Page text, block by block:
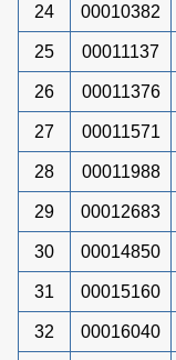
24 00010382
25 00011137
26 00011376
27 00011571
28 00011988
29 00012683
30 00014850
31 00015160
32 00016040